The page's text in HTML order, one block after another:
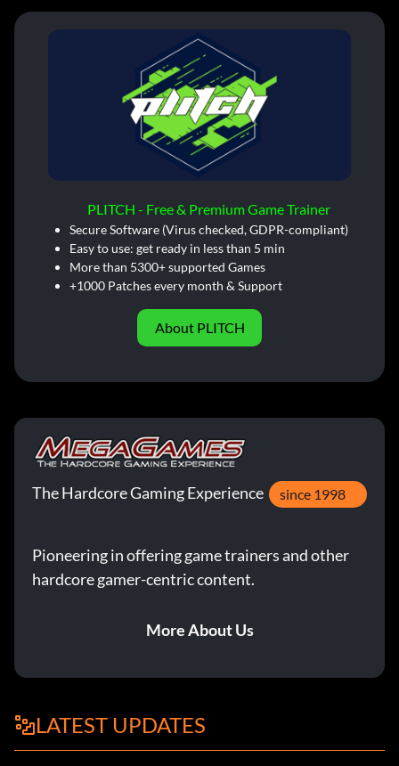
PLITCH - Free & Premium Game Trainer
Secure Software (Virus checked, GDPR-compliant)
Easy to use: get ready in less than 5 min
More than 5300+ supported Games
+1000 Patches every month & Support
About PLITCH
The Hardcore Gaming Experience since 1998
Pioneering in offering game trainers and other
hardcore gamer-centric content.
More About Us
LATEST UPDATES